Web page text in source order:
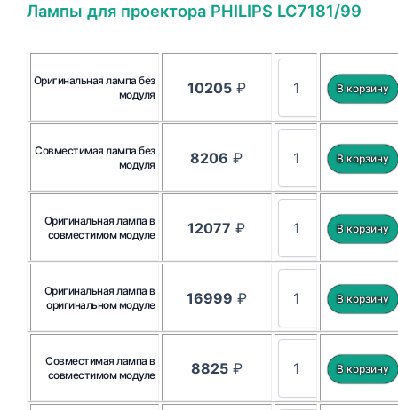
Лампы для проектора PHILIPS LC7181/99
Оригинальная лампа без
модуля
10205₽
Совместимая лампа без
модуля
8206 ₽
Оригинальная лампа в
совместимом модуле
12077 ₽
Оригинальная лампа в
оригинальном модуле
16999 ₽
Совместимая лампа в
совместимом модуле
8825₽